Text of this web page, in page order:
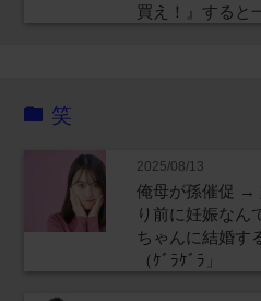
買え！』すると
笑
2025/08/13
俺母が孫催促 →
り前に妊娠なん
ちゃんに結婚す
（ｹﾞﾗｹﾞﾗ」